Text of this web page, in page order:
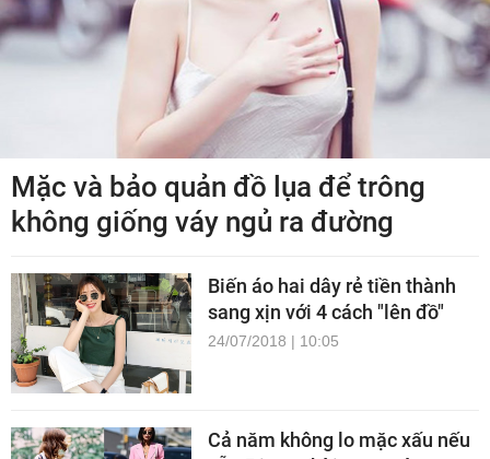
Mặc và bảo quản đồ lụa để trông
không giống váy ngủ ra đường
Biến áo hai dây rẻ tiền thành
sang xịn với 4 cách "lên đồ"
24/07/2018 | 10:05
Cả năm không lo mặc xấu nếu